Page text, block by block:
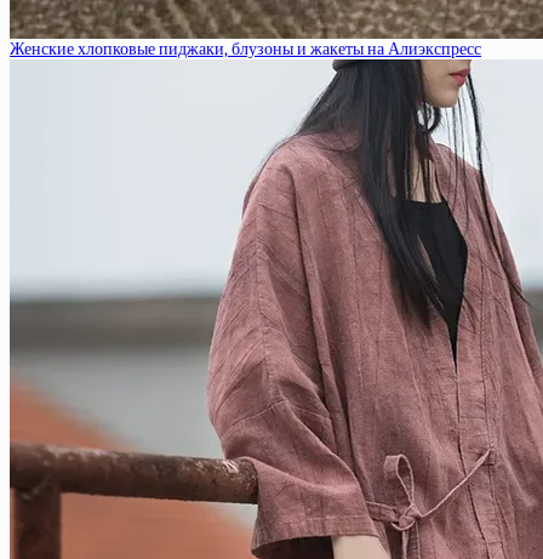
Женские хлопковые пиджаки, блузоны и жакеты на Алиэкспресс